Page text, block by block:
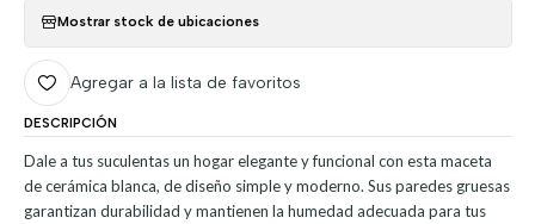
Mostrar stock de ubicaciones
Agregar a la lista de favoritos
DESCRIPCIÓN
Dale a tus suculentas un hogar elegante y funcional con esta maceta
de cerámica blanca, de diseño simple y moderno. Sus paredes gruesas
garantizan durabilidad y mantienen la humedad adecuada para tus